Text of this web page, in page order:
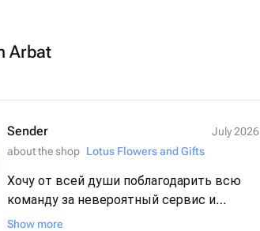
Arbat
Sender
July 2026
about the shop Lotus Flowers and Gifts
Хочу от всей души поблагодарить всю
команду за невероятный сервис и
внимание к деталям! ❤️ Для меня этот
Show more